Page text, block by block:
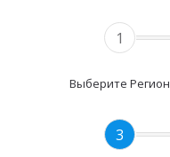
1
Выберите Регион
3